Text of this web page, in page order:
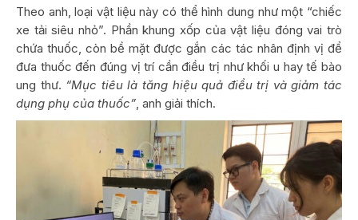
Theo anh, loại vật liệu này có thể hình dung như một “chiếc
xe tải siêu nhỏ”. Phần khung xốp của vật liệu đóng vai trò
chứa thuốc, còn bề mặt được gắn các tác nhân định vị để
đưa thuốc đến đúng vị trí cần điều trị như khối u hay tế bào
ung thư. “Mục tiêu là tăng hiệu quả điều trị và giảm tác
dụng phụ của thuốc”, anh giải thích.